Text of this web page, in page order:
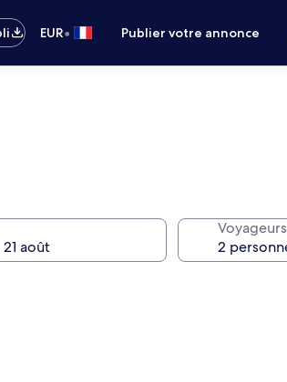
EUR• Publier votre annonce
Voyageurs